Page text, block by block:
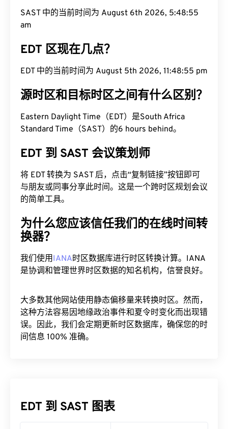
SAST 中的当前时间为 August 6th 2026, 5:48:56
am
EDT 区现在几点？
EDT 中的当前时间为 August 5th 2026, 11:48:56 pm
源时区和目标时区之间有什么区别？
Eastern Daylight Time（EDT）是South Africa
Standard Time（SAST）的6 hours behind。
EDT 到 SAST 会议策划师
将 EDT 转换为 SAST 后，点击“复制链接”按钮即可
与朋友或同事分享此时间。这是一个跨时区规划会议
的简单工具。
为什么您应该信任我们的在线时间转
换器？
我们使用IANA时区数据库进行时区转换计算。IANA
是协调和管理世界时区数据的知名机构，信誉良好。
大多数其他网站使用静态偏移量来转换时区。然而，
这种方法容易因地缘政治事件和夏令时变化而出现错
误。因此，我们会定期更新时区数据库，确保您的时
间信息 100% 准确。
EDT 到 SAST 图表